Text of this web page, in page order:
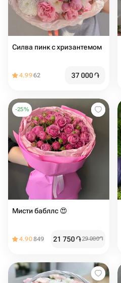
Силва пинк с хризантемом
4.9962 37 000֏
-25%
Мисти бабллс 😍️
4.90849 21 750֏29 000֏